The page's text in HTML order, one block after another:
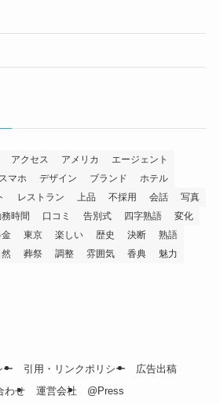
アクセス アメリカ
エージェント
スマホ デザイン ブランド
ホテル
レストラン 上品 不採用 会話
写真
時間 口コミ 告別式 四字熟語
変化
東京 楽しい 歴史 決断
熟語
然 葬祭 調整 雰囲気 香典 魅力
ー 引用・リンクポリシー
広告出稿
わせ
運営会社 @Press